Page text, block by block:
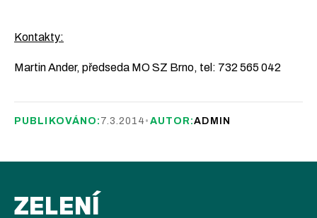
Kontakty:
Martin Ander, předseda MO SZ Brno, tel: 732 565 042
PUBLIKOVÁNO: 7.3.2014 • AUTOR:ADMIN
ZELENÍ